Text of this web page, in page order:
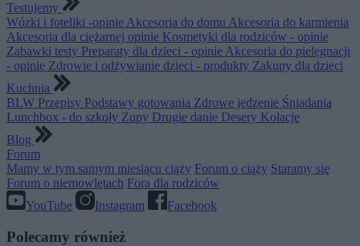
Testujemy
Wózki i foteliki -opinie Akcesoria do domu Akcesoria do karmienia
Akcesoria dla ciężarnej opinie Kosmetyki dla rodziców - opinie
Zabawki testy Preparaty dla dzieci - opinie Akcesoria do pielęgnacji
- opinie Zdrowie i odżywianie dzieci - produkty Zakupy dla dzieci
Kuchnia
BLW Przepisy Podstawy gotowania Zdrowe jedzenie Śniadania
Lunchbox - do szkoły Zupy Drugie danie Desery Kolacje
Blog
Forum
Mamy w tym samym miesiącu ciąży Forum o ciąży Staramy się
Forum o niemowlętach Fora dla rodziców
YouTube
Instagram Facebook
Polecamy również